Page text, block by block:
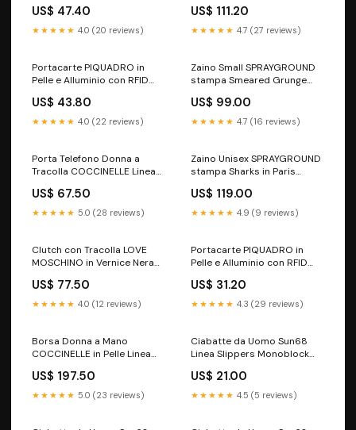
scarpa:40
US$ 47.40
★★★★★ 4.0 (20 reviews)
mano
US$ 111.20
★★★★★ 4.7 (27 reviews)
Portacarte PIQUADRO in
Pelle e Alluminio con RFID
- PP5585S138R invernale24
US$ 43.80
★★★★★ 4.0 (22 reviews)
Zaino Small SPRAYGROUND
stampa Smeared Grunge
US$ 99.00
★★★★★ 4.7 (16 reviews)
Porta Telefono Donna a
Tracolla COCCINELLE Linea
accessori da viaggio
US$ 67.50
★★★★★ 5.0 (28 reviews)
Zaino Unisex SPRAYGROUND
stampa Sharks in Paris
US$ 119.00
★★★★★ 4.9 (9 reviews)
Clutch con Tracolla LOVE
MOSCHINO in Vernice Nera
US$ 77.50
★★★★★ 4.0 (12 reviews)
Portacarte PIQUADRO in
Pelle e Alluminio con RFID
welcome
US$ 31.20
★★★★★ 4.3 (29 reviews)
Borsa Donna a Mano
COCCINELLE in Pelle Linea
US$ 197.50
★★★★★ 5.0 (23 reviews)
Ciabatte da Uomo Sun68
Linea Slippers Monoblock
Blue - Bianco - X36115
Numero di scarpa:42
US$ 21.00
★★★★★ 4.5 (5 reviews)